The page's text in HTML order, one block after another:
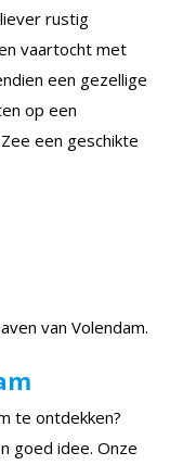
rustig
vaartocht met
een gezellige
op een
een geschikte
van Volendam.
te ontdekken?
goed idee. Onze